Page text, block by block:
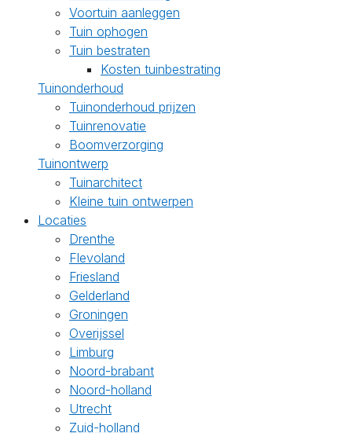
Voortuin aanleggen
Tuin ophogen
Tuin bestraten
Kosten tuinbestrating
Tuinonderhoud
Tuinonderhoud prijzen
Tuinrenovatie
Boomverzorging
Tuinontwerp
Tuinarchitect
Kleine tuin ontwerpen
Locaties
Drenthe
Flevoland
Friesland
Gelderland
Groningen
Overijssel
Limburg
Noord-brabant
Noord-holland
Utrecht
Zuid-holland